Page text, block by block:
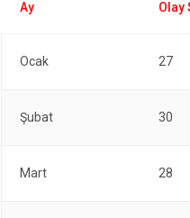
Ocak 27
Şubat 30
Mart 28